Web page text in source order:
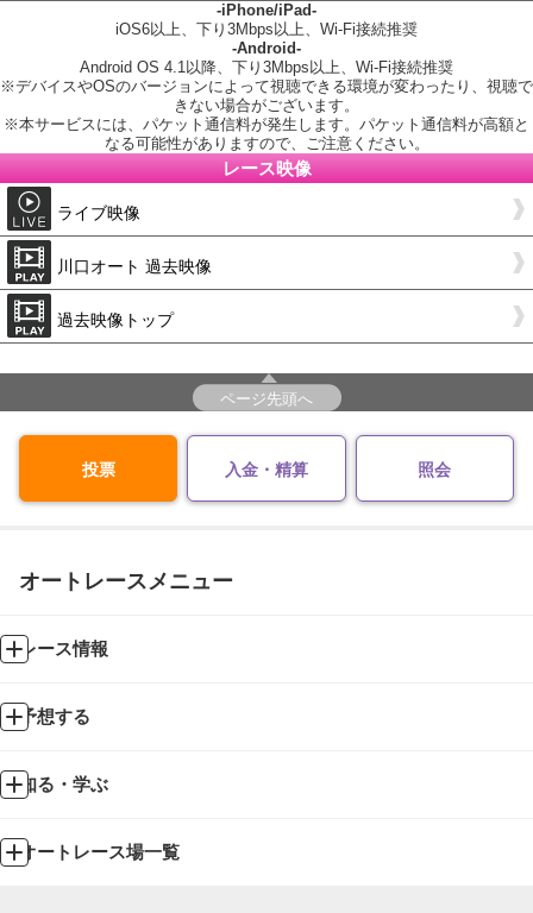
-iPhone/iPad-
iOS6以上、下り3Mbps以上、Wi-Fi接続推奨
-Android-
Android OS 4.1以降、下り3Mbps以上、Wi-Fi接続推奨
※デバイスやOSのバージョンによって視聴できる環境が変わったり、視聴で
きない場合がございます。
※本サービスには、パケット通信料が発生します。パケット通信料が高額と
なる可能性がありますので、ご注意ください。
レース映像
ライブ映像
川口オート 過去映像
過去映像トップ
ページ先頭へ
投票 入金・精算 照会
オートレースメニュー
レース情報
予想する
知る・学ぶ
オートレース場一覧